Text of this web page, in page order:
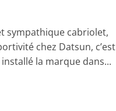
sympathique cabriolet,
chez Datsun, c’est
la marque dans...